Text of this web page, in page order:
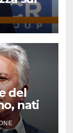
del
nati